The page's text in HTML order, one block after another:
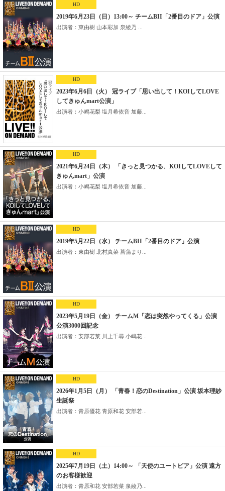
HD
2019年6月23日（日）13:00～ チームBII「2番目のドア」公演
出演者：東由樹 山本彩加 泉綾乃 ...
HD
2023年6月6日（火） 冠ライブ「思い出して！KOIしてLOVE
してきゅんmart公演」
出演者：小嶋花梨 塩月希依音 加藤...
HD
2021年6月24日（木） 「きっと見つかる、KOIしてLOVEして
きゅんmart」公演
出演者：小嶋花梨 塩月希依音 加藤...
HD
2019年5月22日（水） チームBII「2番目のドア」公演
出演者：東由樹 北村真菜 菖蒲まり...
HD
2023年5月19日（金） チームM「恋は突然やってくる」公演
公演3000回記念
出演者：安部若菜 川上千尋 小嶋花...
HD
2026年1月5日（月） 「青春！恋のDestination」公演 坂本理紗
生誕祭
出演者：青原優花 青原和花 安部若...
HD
2025年7月19日（土）14:00～ 「天使のユートピア」公演 遠方
のお客様歓迎
出演者：青原和花 安部若菜 泉綾乃...